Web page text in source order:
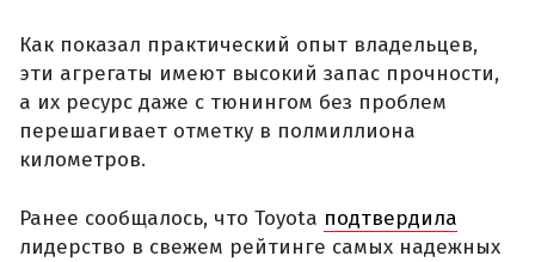
Как показал практический опыт владельцев,
эти агрегаты имеют высокий запас прочности,
а их ресурс даже с тюнингом без проблем
перешагивает отметку в полмиллиона
километров.
Ранее сообщалось, что Toyota подтвердила
лидерство в свежем рейтинге самых надежных